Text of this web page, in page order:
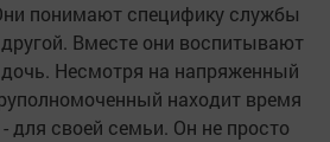
понимают специфику службы
другой. Вместе они воспитывают
Несмотря на напряженный
находит время
для своей семьи. Он не просто